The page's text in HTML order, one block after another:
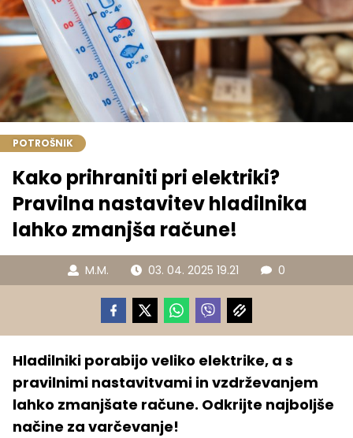
POTROŠNIK
Kako prihraniti pri elektriki?
Pravilna nastavitev hladilnika
lahko zmanjša račune!
M.M. 03. 04. 2025 19.21 0
Hladilniki porabijo veliko elektrike, a s
pravilnimi nastavitvami in vzdrževanjem
lahko zmanjšate račune. Odkrijte najboljše
načine za varčevanje!